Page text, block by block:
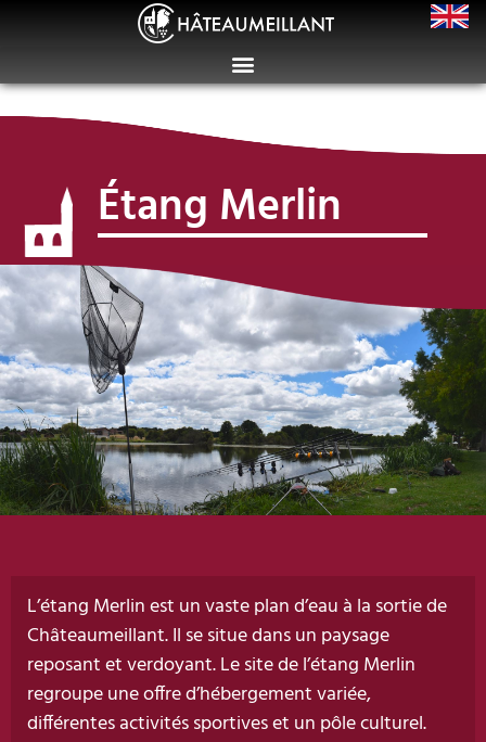
Étang Merlin
L’étang Merlin est un vaste plan d’eau à la sortie de
Châteaumeillant. Il se situe dans un paysage
reposant et verdoyant. Le site de l’étang Merlin
regroupe une offre d’hébergement variée,
différentes activités sportives et un pôle culturel.